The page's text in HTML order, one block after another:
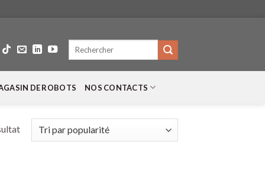
Recherche
DE ROBOTS NOS CONTACTS